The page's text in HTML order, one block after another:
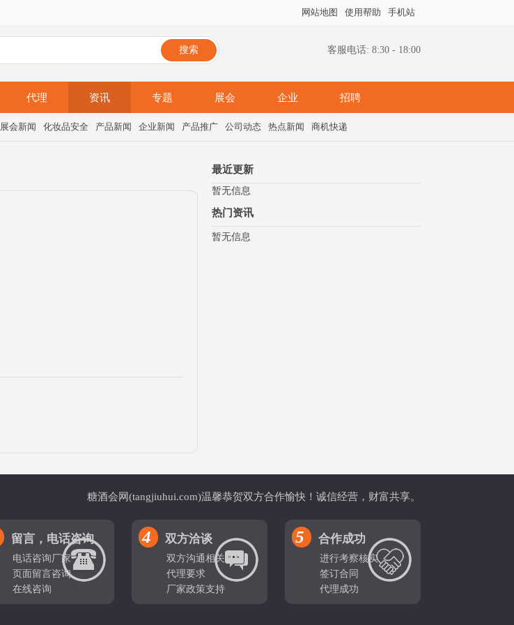
网站地图 使用帮助 手机站
客服电话: 8:30 - 18:00
代理 资讯 专题 展会 企业 招聘
展会新闻 化妆品安全 产品新闻 企业新闻 产品推广 公司动态 热点新闻 商机快递
最近更新
暂无信息
热门资讯
暂无信息
糖酒会网(tangjiuhui.com)温馨恭贺双方合作愉快！诚信经营，财富共享。
留言，电话咨询
电话咨询厂家
页面留言咨询
在线咨询
4 双方洽谈
双方沟通相关事宜
代理要求
厂家政策支持
5 合作成功
进行考察核实
签订合同
代理成功